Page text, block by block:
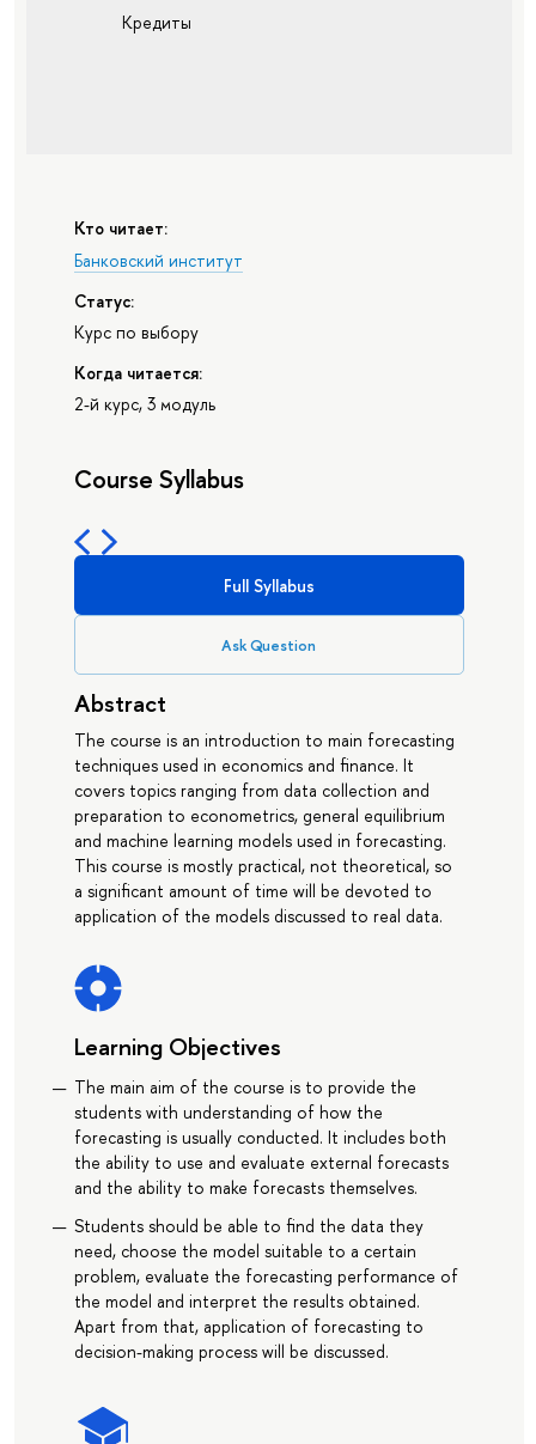
Кредиты
Кто читает:
Банковский институт
Статус:
Курс по выбору
Когда читается:
2-й курс, 3 модуль
Course Syllabus
Full Syllabus
Ask Question
Abstract
The course is an introduction to main forecasting
techniques used in economics and finance. It
covers topics ranging from data collection and
preparation to econometrics, general equilibrium
and machine learning models used in forecasting.
This course is mostly practical, not theoretical, so
a significant amount of time will be devoted to
application of the models discussed to real data.
Learning Objectives
The main aim of the course is to provide the
students with understanding of how the
forecasting is usually conducted. It includes both
the ability to use and evaluate external forecasts
and the ability to make forecasts themselves.
Students should be able to find the data they
need, choose the model suitable to a certain
problem, evaluate the forecasting performance of
the model and interpret the results obtained.
Apart from that, application of forecasting to
decision-making process will be discussed.